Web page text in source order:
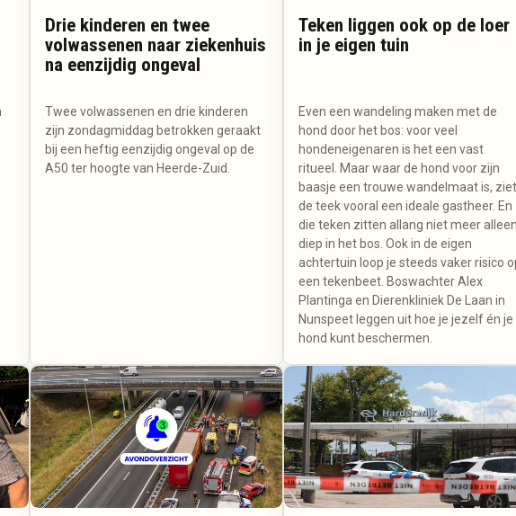
Drie kinderen en twee
volwassenen naar ziekenhuis
na eenzijdig ongeval
Twee volwassenen en drie kinderen
zijn zondagmiddag betrokken geraakt
bij een heftig eenzijdig ongeval op de
A50 ter hoogte van Heerde-Zuid.
Teken liggen ook op de loer
in je eigen tuin
Even een wandeling maken met de
hond door het bos: voor veel
hondeneigenaren is het een vast
ritueel. Maar waar de hond voor zijn
baasje een trouwe wandelmaat is,
de teek vooral een ideale gastheer. En
die teken zitten allang niet meer
diep in het bos. Ook in de eigen
achtertuin loop je steeds vaker risico
een tekenbeet. Boswachter Alex
Plantinga en Dierenkliniek De Laan in
Nunspeet leggen uit hoe je jezelf én je
hond kunt beschermen.